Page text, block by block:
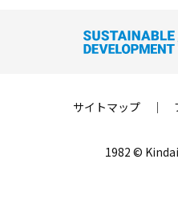
サイトマップ ｜
1982 ©